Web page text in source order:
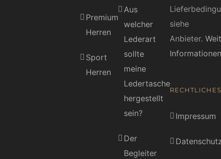
Premium
Herren
Sport
Herren
Aus
welcher
Lederart
sollte
meine
Ledertasche
hergestellt
sein?
Der
Begleiter
siehe
Anbieter.
Informationen
RECHTLICHES
Impressum